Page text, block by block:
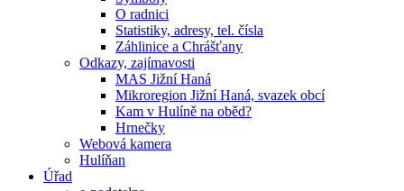
O radnici
Statistiky, adresy, tel. čísla
Záhlinice a Chrášťany
Odkazy, zajímavosti
MAS Jižní Haná
Mikroregion Jižní Haná, svazek obcí
Kam v Hulíně na oběd?
Hrnečky
Webová kamera
Hulíňan
Úřad